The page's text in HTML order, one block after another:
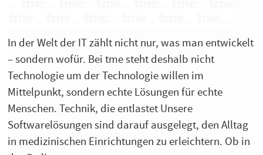
In der Welt der IT zählt nicht nur, was man entwickelt
– sondern wofür. Bei tme steht deshalb nicht
Technologie um der Technologie willen im
Mittelpunkt, sondern echte Lösungen für echte
Menschen. Technik, die entlastet Unsere
Softwarelösungen sind darauf ausgelegt, den Alltag
in medizinischen Einrichtungen zu erleichtern. Ob in